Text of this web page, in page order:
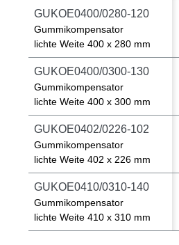
GUKOE0400/0280-120
Gummikompensator
lichte Weite 400 x 280 mm
GUKOE0400/0300-130
Gummikompensator
lichte Weite 400 x 300 mm
GUKOE0402/0226-102
Gummikompensator
lichte Weite 402 x 226 mm
GUKOE0410/0310-140
Gummikompensator
lichte Weite 410 x 310 mm